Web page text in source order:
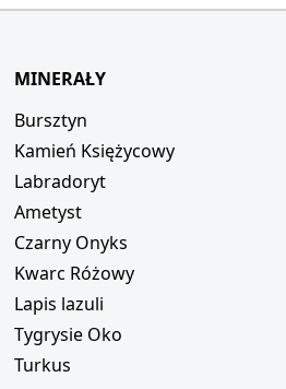
MINERAŁY
Bursztyn
Kamień Księżycowy
Labradoryt
Ametyst
Czarny Onyks
Kwarc Różowy
Lapis lazuli
Tygrysie Oko
Turkus